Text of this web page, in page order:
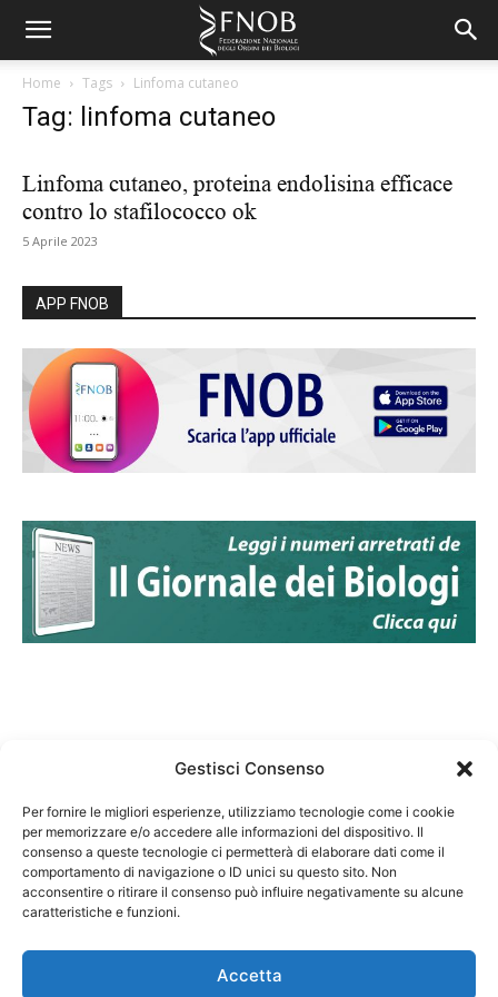
Gestisci Consenso
Per fornire le migliori esperienze, utilizziamo tecnologie come i cookie
per memorizzare e/o accedere alle informazioni del dispositivo. Il
consenso a queste tecnologie ci permetterà di elaborare dati come il
comportamento di navigazione o ID unici su questo sito. Non
acconsentire o ritirare il consenso può influire negativamente su alcune
caratteristiche e funzioni.
Accetta
Home Tags Linfoma cutaneo
Tag: linfoma cutaneo
Linfoma cutaneo, proteina endolisina efficace
contro lo stafilococco ok
5 Aprile 2023
APP FNOB
Federazione Nazionale Degli Ordini dei Biologi:
codice fiscale 80069130583
Responsabile sito internet www.fnob.it: Vincenzo